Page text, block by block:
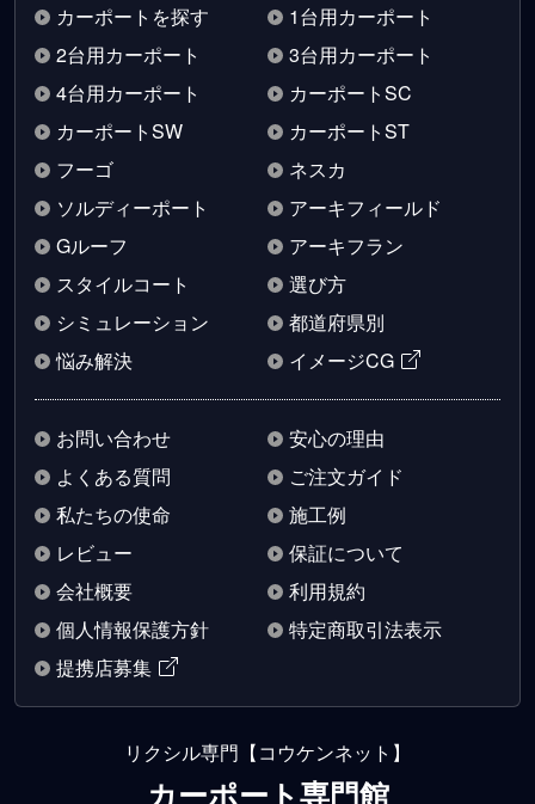
カーポートを探す
1台用カーポート
2台用カーポート
3台用カーポート
4台用カーポート
カーポートSC
カーポートSW
カーポートST
フーゴ
ネスカ
ソルディーポート
アーキフィールド
Gルーフ
アーキフラン
スタイルコート
選び方
シミュレーション
都道府県別
悩み解決
イメージCG
お問い合わせ
安心の理由
よくある質問
ご注文ガイド
私たちの使命
施工例
レビュー
保証について
会社概要
利用規約
個人情報保護方針
特定商取引法表示
提携店募集
リクシル専門【コウケンネット】
カーポート専門館